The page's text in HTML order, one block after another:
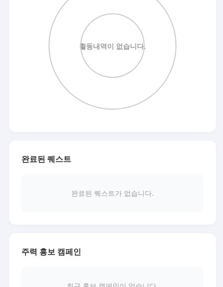
완료된 퀘스트
완료된 퀘스트가 없습니다.
주력 홍보 캠페인